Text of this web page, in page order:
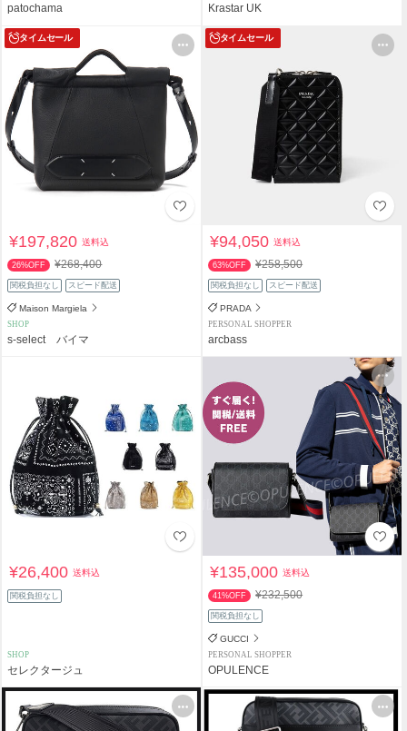
patochama Krastar UK
タイムセール
¥197,820送料込
26%OFF ¥268,400
関税負担なし スピード配送
Maison Margiela
SHOP
s-select バイマ
タイムセール
¥94,050送料込
63%OFF ¥258,500
関税負担なし スピード配送
PRADA
PERSONAL SHOPPER
arcbass
¥26,400送料込
関税負担なし
SHOP
セレクタージュ
¥135,000送料込
41%OFF ¥232,500
関税負担なし
GUCCI
PERSONAL SHOPPER
OPULENCE